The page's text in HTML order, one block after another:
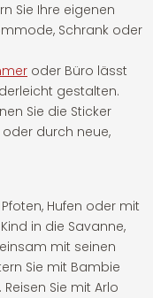
Sie Ihre eigenen
Schrank oder
oder Büro lässt
gestalten.
Sie die Sticker
durch neue,
Hufen oder mit
in die Savanne,
mit seinen
Sie mit Bambie
Sie mit Arlo